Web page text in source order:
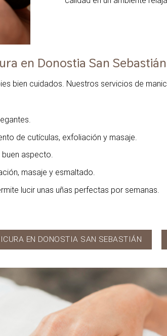
en Donostia San Sebastián
bien cuidados. Nuestros servicios de
de cutículas, exfoliación y masaje.
buen aspecto.
masaje y esmaltado.
lucir unas uñas perfectas por semanas.
EN DONOSTIA SAN SEBASTIÁN